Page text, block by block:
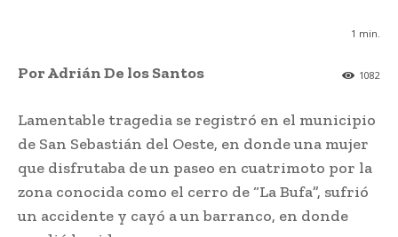
1 min.
1082
Por Adrián De los Santos
Lamentable tragedia se registró en el municipio
de San Sebastián del Oeste, en donde una mujer
que disfrutaba de un paseo en cuatrimoto por la
zona conocida como el cerro de “La Bufa”, sufrió
un accidente y cayó a un barranco, en donde